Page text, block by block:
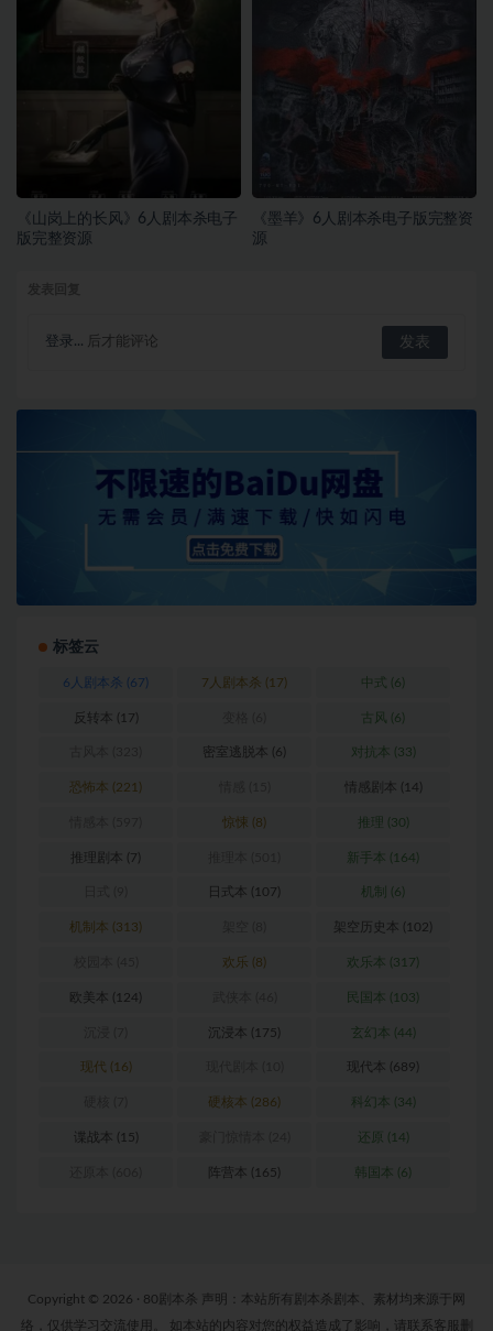
《山岗上的长风》6人剧本杀电子
版完整资源
《墨羊》6人剧本杀电子版完整资
源
登录... 后才能评论
标签云
6人剧本杀 (67) 7人剧本杀 (17) 中式 (6)
反转本 (17) 古风 (6)
密室逃脱本 (6) 对抗本 (33)
恐怖本 (221) 情感剧本 (14)
惊悚 (8) 推理 (30)
推理剧本 (7) 新手本 (164)
日式本 (107) 机制 (6)
机制本 (313) 架空历史本 (102)
欢乐 (8) 欢乐本 (317)
欧美本 (124) 民国本 (103)
沉浸本 (175) 玄幻本 (44)
现代 (16) 现代本 (689)
硬核本 (286) 科幻本 (34)
谍战本 (15) 还原 (14)
阵营本 (165) 韩国本 (6)
Copyright © 2026 · 80剧本杀 声明：本站所有剧本杀剧本、素材均来源于网
络，仅供学习交流使用。 如本站的内容对您的权益造成了影响，请联系客服删